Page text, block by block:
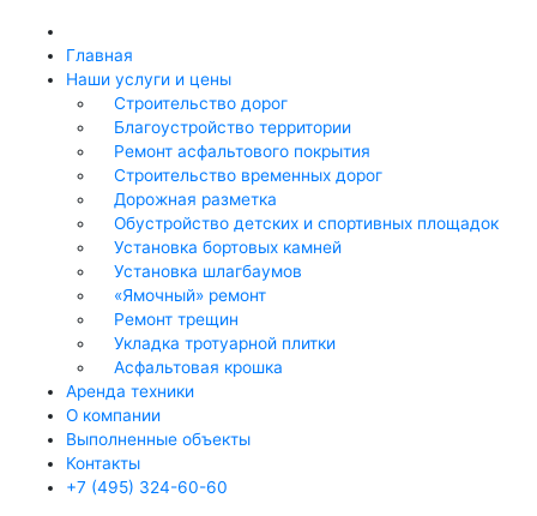
Главная
Наши услуги и цены
Строительство дорог
Благоустройство территории
Ремонт асфальтового покрытия
Строительство временных дорог
Дорожная разметка
Обустройство детских и спортивных площадок
Установка бортовых камней
Установка шлагбаумов
«Ямочный» ремонт
Ремонт трещин
Укладка тротуарной плитки
Асфальтовая крошка
Аренда техники
О компании
Выполненные объекты
Контакты
+7 (495) 324-60-60